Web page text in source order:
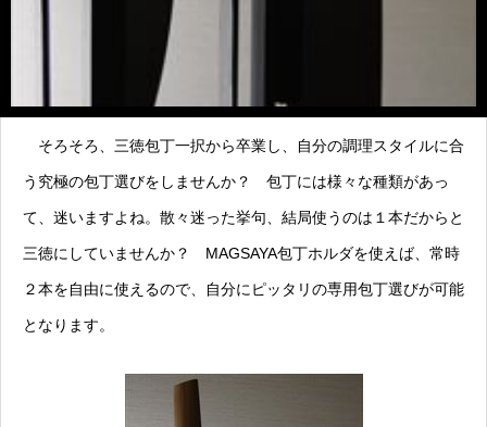
そろそろ、三徳包丁一択から卒業し、自分の調理スタイルに合
う究極の包丁選びをしませんか？ 包丁には様々な種類があっ
て、迷いますよね。散々迷った挙句、結局使うのは１本だからと
三徳にしていませんか？ MAGSAYA包丁ホルダを使えば、常時
２本を自由に使えるので、自分にピッタリの専用包丁選びが可能
となります。